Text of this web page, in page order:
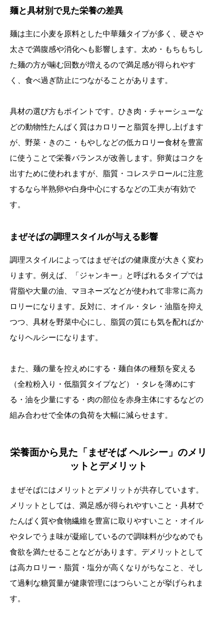
麺と具材別で見た栄養の差異
麺は主に小麦を原料とした中華麺タイプが多く、硬さや
太さで満腹感や消化へも影響します。太め・もちもちし
た麺の方が噛む回数が増えるので満足感が得られやす
く、食べ過ぎ防止につながることがあります。
具材の選び方もポイントです。ひき肉・チャーシューな
どの動物性たんぱく質はカロリーと脂質を押し上げます
が、野菜・きのこ・もやしなどの低カロリー食材を豊富
に使うことで栄養バランスが改善します。卵黄はコクを
出すために使われますが、脂質・コレステロールに注意
するなら半熟卵や白身中心にするなどの工夫が有効で
す。
まぜそばの調理スタイルが与える影響
調理スタイルによってはまぜそばの健康度が大きく変わ
ります。例えば、「ジャンキー」と呼ばれるタイプでは
背脂や大量の油、マヨネーズなどが使われて非常に高カ
ロリーになります。反対に、オイル・タレ・油脂を抑え
つつ、具材を野菜中心にし、脂質の質にも気を配ればか
なりヘルシーになります。
また、麺の量を控えめにする・麺自体の種類を変える
（全粒粉入り・低脂質タイプなど）・タレを薄めにす
る・油を少量にする・肉の部位を赤身主体にするなどの
組み合わせで全体の負荷を大幅に減らせます。
栄養面から見た「まぜそば ヘルシー」のメリ
ットとデメリット
まぜそばにはメリットとデメリットが共存しています。
メリットとしては、満足感が得られやすいこと・具材で
たんぱく質や食物繊維を豊富に取りやすいこと・オイル
やタレでうま味が凝縮しているので調味料が少なめでも
食欲を満たせることなどがあります。デメリットとして
は高カロリー・脂質・塩分が高くなりがちなこと、そし
て過剰な糖質量が健康管理にはつらいことが挙げられま
す。